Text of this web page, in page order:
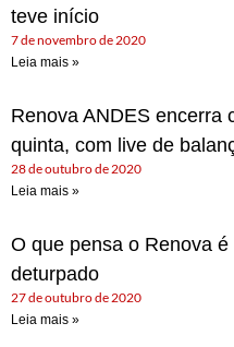
teve início
7 de novembro de 2020
Leia mais »
Renova ANDES encerra
quinta, com live de
28 de outubro de 2020
Leia mais »
O que pensa o Renova
deturpado
27 de outubro de 2020
Leia mais »